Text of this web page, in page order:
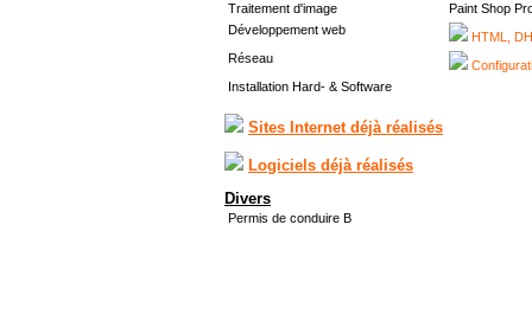
Traitement d'image
Paint Shop
Développement web
HTML,
Réseau
Installation Hard- & Software
Sites Internet déjà réalisés
Logiciels déjà réalisés
Divers
Permis de conduire B